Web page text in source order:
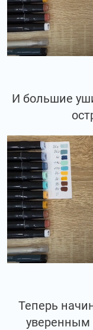
И большие
Теперь